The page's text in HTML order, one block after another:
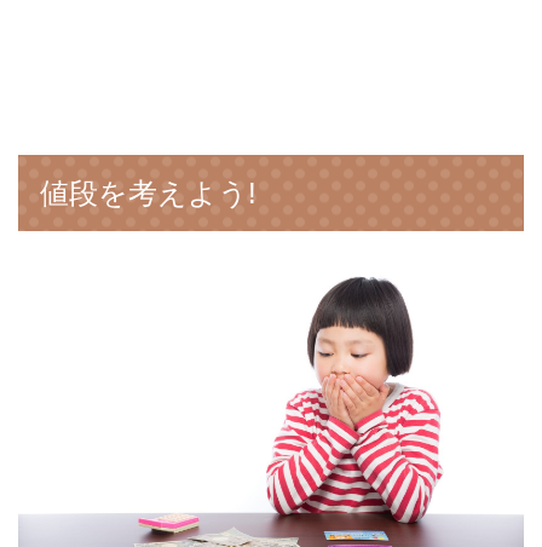
値段を考えよう!